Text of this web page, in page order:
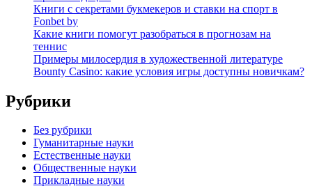
Книги с секретами букмекеров и ставки на спорт в
Fonbet by
Какие книги помогут разобраться в прогнозам на
теннис
Примеры милосердия в художественной литературе
Bounty Casino: какие условия игры доступны новичкам?
Рубрики
Без рубрики
Гуманитарные науки
Естественные науки
Общественные науки
Прикладные науки